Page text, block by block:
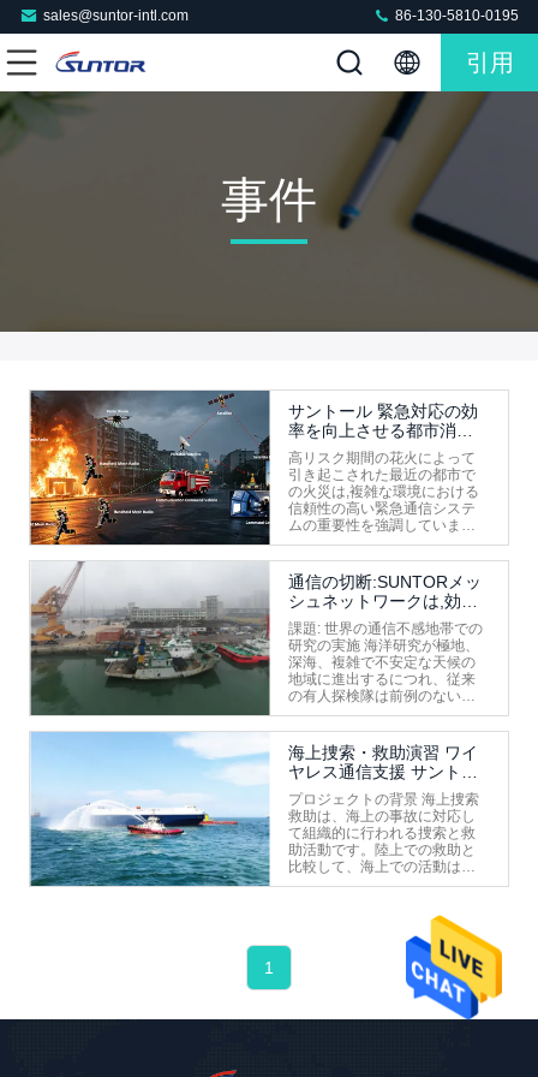
sales@suntor-intl.com 86-130-5810-0195
引用
事件
サントール 緊急対応の効
率を向上させる都市消防
コミュニケーション3段階
の運用ソリューションを
導入
高リスク期間の花火によって
引き起こされた最近の都市で
の火災は,複雑な環境における
信頼性の高い緊急通信システ
ムの重要性を強調しています.
ネットワークの混雑伝統的通
信インフラストラクチャに挑
戦し続けています. 運用上の要
求に応えるためサントールは,
広窄帯域統合都市消防通信の 3
段階の運用ソリューションを
導入しました安定したコマン
ド通信,迅速な展開,都市消防の
シナリオにおける部門間相互
運用性をサポートするために
消防 救助 の コミュニケーショ
ン の 要求 が 増大 し て いる
現代の都市では 緊急事態対策
の環境が 複雑になりつつあり
ます 高層ビルと地下空間 密
度...
通信の切断:SUNTORメッ
シュネットワークは,効率
的な科学ミッションのた
めに無人船を動かす
課題: 世界の通信不感地帯での
研究の実施 海洋研究が極地、
深海、複雑で不安定な天候の
地域に進出するにつれ、従来
の有人探検隊は前例のない安
全上のリスクと運用上のハー
ドルに直面しています。氷原
や嵐が起こりやすい地帯を航
行することは、乗組員が乗っ
た船舶にとって危険であり、
一部の地域は人間が長時間滞
在するのにまったく適してい
ません。 論理的な解決策は、
無人水上艦 (USV) の艦隊を配
備することです。これらのロ
物学的観察、氷の監視などの
リスクの高いタスクを実行で
きます。ただし、これらのミ
ッションエリアは通常、陸地
から遠く離れており、公衆ネ
海上捜索・救助演習 ワイ
ヤレス通信支援 サントー
ル
プロジェクトの背景 海上捜索
救助は、海上の事故に対応し
て組織的に行われる捜索と救
助活動です。陸上での救助と
比較して、海上での活動は予
測不能で、技術的に難しく、
能力を向上させ、潜在的なギ
ャップを特定し、部門間の連
携を強化するために、天津海
事局は大規模な海上捜索救助
訓練を実施しました。 プロジ
ェクトの要件 5海里の範囲内
で、この訓練には1つの主要指
1